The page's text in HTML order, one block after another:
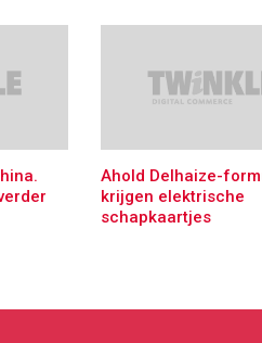
Ahold Delhaize-
krijgen elektrische
schapkaartjes